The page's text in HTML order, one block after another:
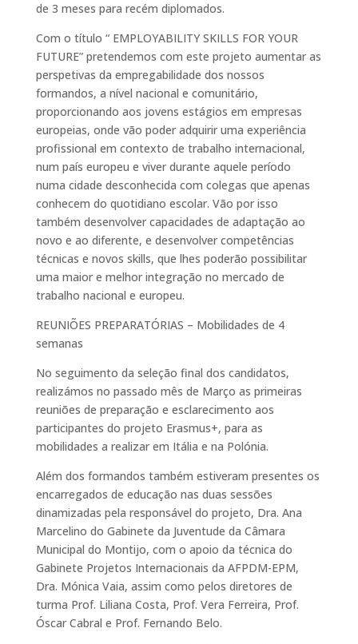
de 3 meses para recém diplomados.
Com o título “ EMPLOYABILITY SKILLS FOR YOUR
FUTURE” pretendemos com este projeto aumentar as
perspetivas da empregabilidade dos nossos
formandos, a nível nacional e comunitário,
proporcionando aos jovens estágios em empresas
europeias, onde vão poder adquirir uma experiência
profissional em contexto de trabalho internacional,
num país europeu e viver durante aquele período
numa cidade desconhecida com colegas que apenas
conhecem do quotidiano escolar. Vão por isso
também desenvolver capacidades de adaptação ao
novo e ao diferente, e desenvolver competências
técnicas e novos skills, que lhes poderão possibilitar
uma maior e melhor integração no mercado de
trabalho nacional e europeu.
REUNIÕES PREPARATÓRIAS – Mobilidades de 4
semanas
No seguimento da seleção final dos candidatos,
realizámos no passado mês de Março as primeiras
reuniões de preparação e esclarecimento aos
participantes do projeto Erasmus+, para as
mobilidades a realizar em Itália e na Polónia.
Além dos formandos também estiveram presentes os
encarregados de educação nas duas sessões
dinamizadas pela responsável do projeto, Dra. Ana
Marcelino do Gabinete da Juventude da Câmara
Municipal do Montijo, com o apoio da técnica do
Gabinete Projetos Internacionais da AFPDM-EPM,
Dra. Mónica Vaia, assim como pelos diretores de
turma Prof. Liliana Costa, Prof. Vera Ferreira, Prof.
Óscar Cabral e Prof. Fernando Belo.